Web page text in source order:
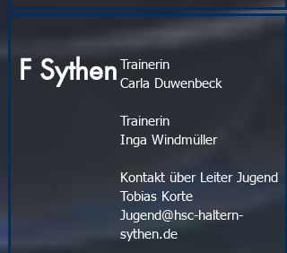
F Sythen
Trainerin
Carla Duwenbeck
Trainerin
Inga Windmüller
Kontakt über Leiter Jugend
Tobias Korte
Jugend@hsc-haltern-
sythen.de